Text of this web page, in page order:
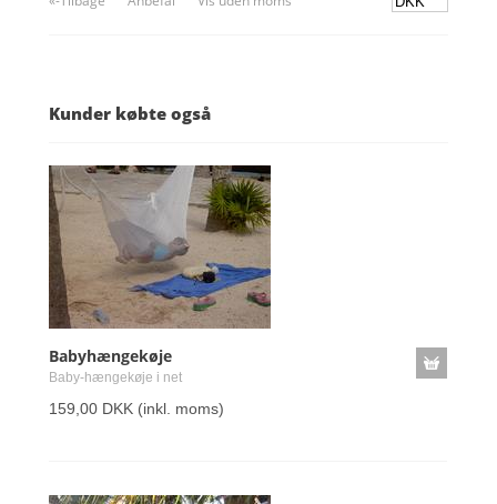
Kunder købte også
Babyhængekøje
Baby-hængekøje i net
159,00 DKK (inkl. moms)